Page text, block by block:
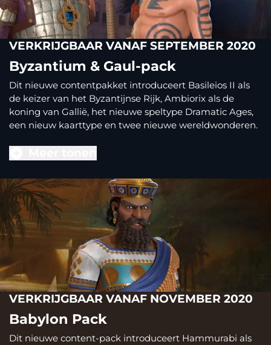
VERKRIJGBAAR VANAF SEPTEMBER 2020
Byzantium & Gaul-pack
Dit nieuwe contentpakket introduceert Basileios II als
de keizer van het Byzantijnse Rijk, Ambiorix als de
koning van Gallië, het nieuwe speltype Dramatic Ages,
een nieuw kaarttype en twee nieuwe wereldwonderen.
VERKRIJGBAAR VANAF NOVEMBER 2020
Babylon Pack
Dit nieuwe content-pack introduceert Hammurabi als